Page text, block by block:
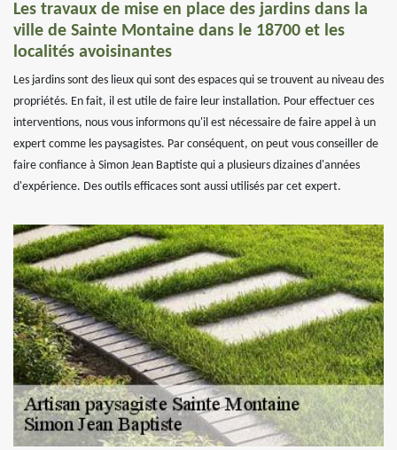
Les travaux de mise en place des jardins dans la
ville de Sainte Montaine dans le 18700 et les
localités avoisinantes
Les jardins sont des lieux qui sont des espaces qui se trouvent au niveau des
propriétés. En fait, il est utile de faire leur installation. Pour effectuer ces
interventions, nous vous informons qu'il est nécessaire de faire appel à un
expert comme les paysagistes. Par conséquent, on peut vous conseiller de
faire confiance à Simon Jean Baptiste qui a plusieurs dizaines d'années
d'expérience. Des outils efficaces sont aussi utilisés par cet expert.